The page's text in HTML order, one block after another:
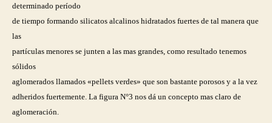
determinado período
de tiempo formando silicatos alcalinos hidratados fuertes de tal manera que
las
partículas menores se junten a las mas grandes, como resultado tenemos
sólidos
aglomerados llamados «pellets verdes» que son bastante porosos y a la vez
adheridos fuertemente. La figura N°3 nos dá un concepto mas claro de
aglomeración.